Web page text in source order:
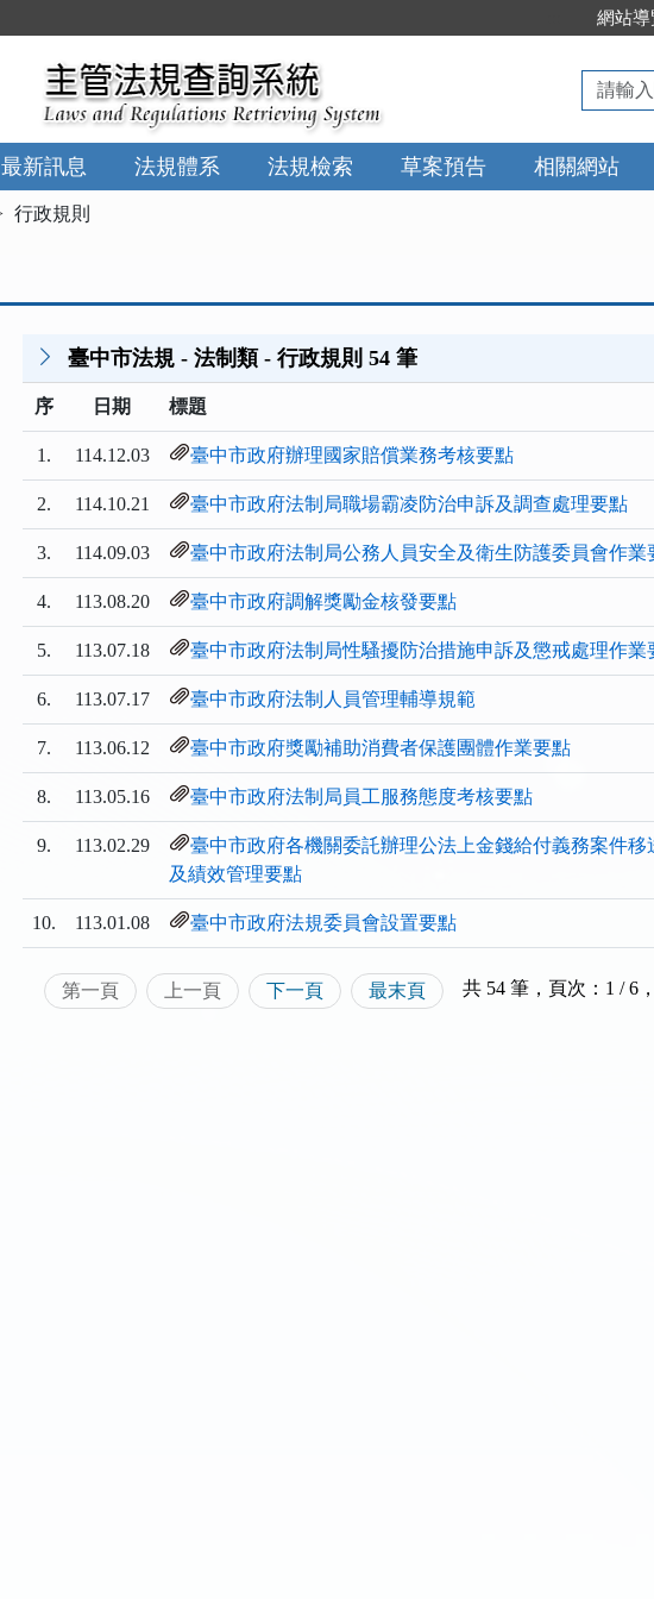
網站導
請
輸
入
關
鍵
最新訊息 法規體系 法規檢索 草案預告 相關網站
行政規則
臺中市法規 - 法制類 - 行政規則 54 筆
序 日期 標題
1. 114.12.03 臺中市政府辦理國家賠償業務考核要點
2. 114.10.21 臺中市政府法制局職場霸凌防治申訴及調查處理要點
3. 114.09.03 臺中市政府法制局公務人員安全及衛生防護委員會作業
4. 113.08.20 臺中市政府調解獎勵金核發要點
5. 113.07.18 臺中市政府法制局性騷擾防治措施申訴及懲戒處理作業
6. 113.07.17 臺中市政府法制人員管理輔導規範
7. 113.06.12 臺中市政府獎勵補助消費者保護團體作業要點
8. 113.05.16 臺中市政府法制局員工服務態度考核要點
9. 113.02.29
臺中市政府各機關委託辦理公法上金錢給付義務案件移
及績效管理要點
10. 113.01.08 臺中市政府法規委員會設置要點
第一頁 上一頁 下一頁 最末頁 共 54 筆，頁次：1 / 6